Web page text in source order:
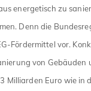
energetisch zu
Denn die
Fördermittel vor.
von
Milliarden Euro wie in